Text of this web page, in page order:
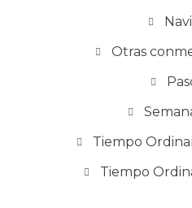
Otras
Tiempo
Tiempo